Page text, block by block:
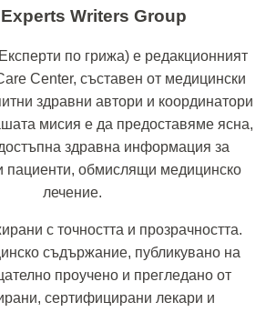
Writers Group
по грижа) е редакционният
Center, съставен от медицински
здравни автори и координатори
мисия е да предоставяме ясна,
здравна информация за
пациенти, обмислящи медицинско
лечение.
с точността и прозрачността.
съдържание, публикувано на
проучено и прегледано от
сертифицирани лекари и